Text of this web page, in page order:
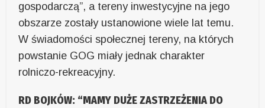
gospodarczą”, a tereny inwestycyjne na jego
obszarze zostały ustanowione wiele lat temu.
W świadomości społecznej tereny, na których
powstanie GOG miały jednak charakter
rolniczo-rekreacyjny.
RD BOJKÓW: “MAMY DUŻE ZASTRZEŻENIA DO